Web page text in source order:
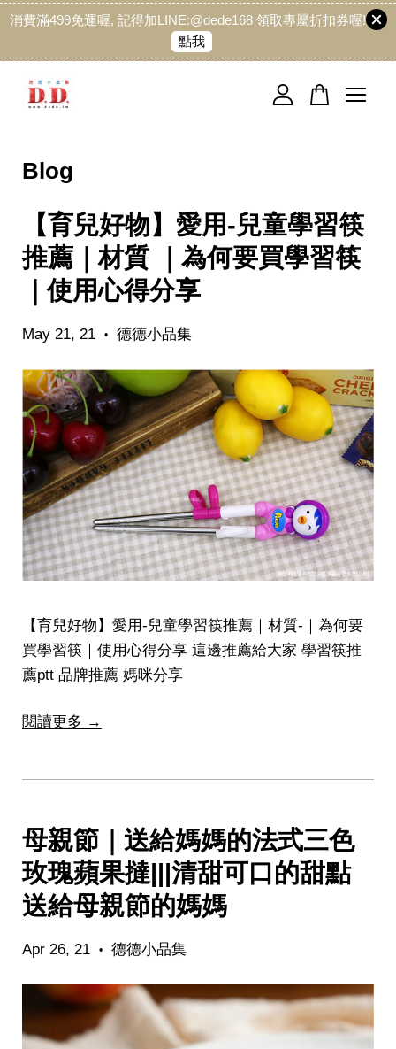
消費滿499免運喔, 記得加LINE:@dede168 領取專屬折扣券喔!
點我
Blog
【育兒好物】愛用-兒童學習筷
推薦｜材質 ｜為何要買學習筷
｜使用心得分享
May 21, 21 • 德德小品集
【育兒好物】愛用-兒童學習筷推薦｜材質-｜為何要
買學習筷｜使用心得分享 這邊推薦給大家 學習筷推
薦ptt 品牌推薦 媽咪分享
閱讀更多 →
母親節｜送給媽媽的法式三色
玫瑰蘋果撻|||清甜可口的甜點
送給母親節的媽媽
Apr 26, 21 • 德德小品集
您的購物車目前還是空的。